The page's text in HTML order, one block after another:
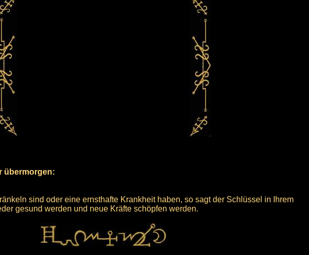
übermorgen:
sind oder eine ernsthafte Krankheit haben, so sagt der Schlüssel in Ihrem
gesund werden und neue Kräfte schöpfen werden.